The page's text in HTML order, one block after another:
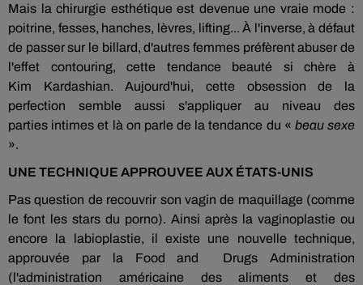
Mais la chirurgie esthétique est devenue une vraie mode :
poitrine, fesses, hanches, lèvres, lifting... À l'inverse, à défaut
de passer sur le billard, d'autres femmes préfèrent abuser de
l'effet contouring, cette tendance beauté si chère à
Kim Kardashian. Aujourd'hui, cette obsession de la
perfection semble aussi s'appliquer au niveau des
parties intimes et là on parle de la tendance du « beau sexe
».
UNE TECHNIQUE APPROUVEE AUX ÉTATS-UNIS
Pas question de recouvrir son vagin de maquillage (comme
le font les stars du porno). Ainsi après la vaginoplastie ou
encore la labioplastie, il existe une nouvelle technique,
approuvée par la Food and Drugs Administration
(l'administration américaine des aliments et des